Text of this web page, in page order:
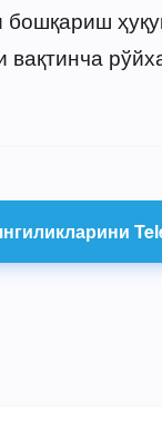
бошқариш